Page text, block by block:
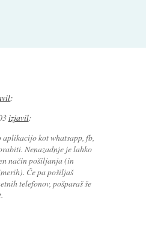
:
izjavil:
aplikacijo kot whatsapp, fb,
Nenazadnje je lahko
način pošiljanja (in
Če pa pošiljaš
telefonov, pošparaš še